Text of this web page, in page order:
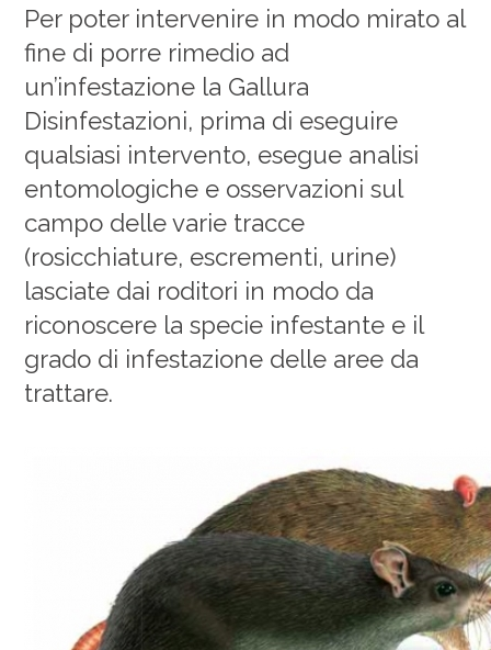
Per poter intervenire in modo mirato al
fine di porre rimedio ad
un’infestazione la Gallura
Disinfestazioni, prima di eseguire
qualsiasi intervento, esegue analisi
entomologiche e osservazioni sul
campo delle varie tracce
(rosicchiature, escrementi, urine)
lasciate dai roditori in modo da
riconoscere la specie infestante e il
grado di infestazione delle aree da
trattare.